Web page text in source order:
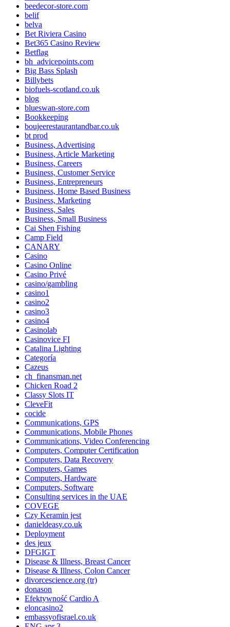
beedecor-store.com
belif
belva
Bet Riviera Casino
Bet365 Casino Review
Betflag
bh_advicepoints.com
Big Bass Splash
Billybets
biofuels-scotland.co.uk
blog
blueswan-store.com
Bookkeeping
boujeerestaurantandbar.co.uk
bt prod
Business, Advertising
Business, Article Marketing
Business, Careers
Business, Customer Service
Business, Entrepreneurs
Business, Home Based Business
Business, Marketing
Business, Sales
Business, Small Business
Cai Shen Fishing
Camp Field
CANARY
Casino
Casino Online
Casino Privé
casino/gambling
casino1
casino2
casino3
casino4
Casinolab
Casinovice FI
Catalina Lighting
Categoría
Cazeus
ch_finansman.net
Chicken Road 2
Classy Slots IT
CleveFit
cocide
Communications, GPS
Communications, Mobile Phones
Communications, Video Conferencing
Computers, Computer Certification
Computers, Data Recovery
Computers, Games
Computers, Hardware
Computers, Software
Consulting services in the UAE
COVEGE
Czy Keramin jest
danieldeasy.co.uk
Deployment
des jeux
DFGIGT
Disease & Illness, Breast Cancer
Disease & Illness, Colon Cancer
divorcescience.org (tr)
donason
Efektywność Cardio A
eloncasino2
embassyofisrael.co.uk